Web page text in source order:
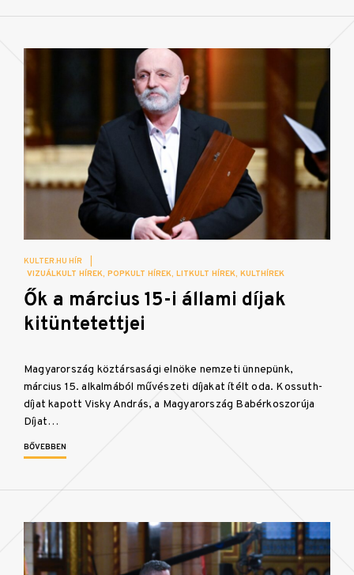
KULTER.HU HÍR
VIZUÁLKULT HÍREK POPKULT HÍREK LITKULT HÍREK KULTHÍREK
Ők a március 15-i állami díjak
kitüntetettjei
Magyarország köztársasági elnöke nemzeti ünnepünk,
március 15. alkalmából művészeti díjakat ítélt oda. Kossuth-
díjat kapott Visky András, a Magyarország Babérkoszorúja
Díjat…
BŐVEBBEN